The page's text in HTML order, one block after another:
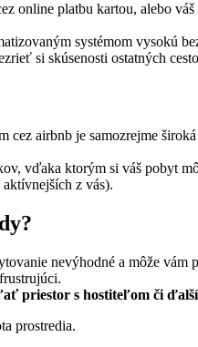
online platbu kartou, alebo
systémom vysokú
si skúsenosti ostatných
cez airbnb je samozrejme
vďaka ktorým si váš pobyt
z vás).
nevýhodné a môže
priestor s hostiteľom či
prostredia.